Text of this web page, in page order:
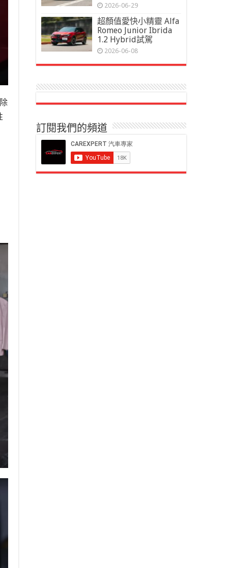
2026-06-29
超顏值愛快小精靈 Alfa
Romeo Junior Ibrida
1.2 Hybrid試駕
2026-06-08
訂閱我們的頻道